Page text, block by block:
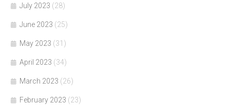
July 2023 (28)
June 2023 (25)
May 2023 (31)
April 2023 (34)
March 2023 (26)
February 2023 (23)